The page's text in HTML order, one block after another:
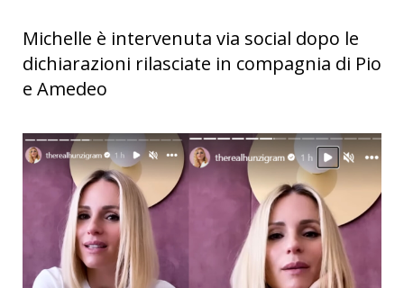
Michelle è intervenuta via social dopo le
dichiarazioni rilasciate in compagnia di Pio
e Amedeo